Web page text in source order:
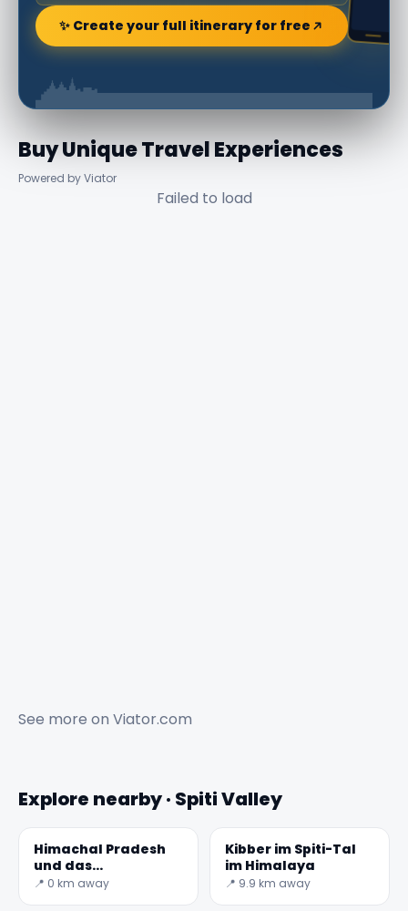
✨ Create your full itinerary for free
Buy Unique Travel Experiences
Powered by Viator
Failed to load
See more on Viator.com
Explore nearby · Spiti Valley
Himachal Pradesh
und das
atemberaubende
📍 0 km away
Kibber im Spiti-Tal
im Himalaya
📍 9.9 km away